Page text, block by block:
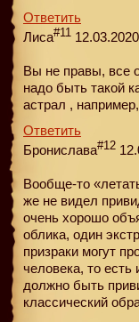
Ответить
Лиса#11
Вы не правы, все
надо быть такой
астрал ,
Ответить
Бронислава#12
Вообще-то
же не видел
очень хорошо
облика, один
призраки могут
человека, то есть
должно быть
классический